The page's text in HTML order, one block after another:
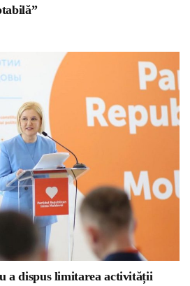
a dispus limitarea activității